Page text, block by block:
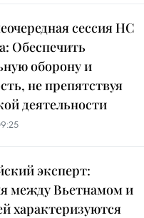
сессия НС
Обеспечить
оборону и
не препятствуя
деятельности
эксперт:
между Вьетнамом и
характеризуются